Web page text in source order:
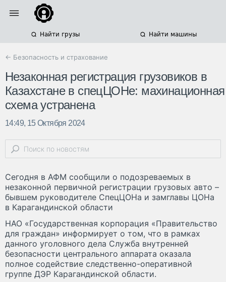
Найти грузы Найти машины
← Безопасность и страхование
Незаконная регистрация грузовиков в
Казахстане в спецЦОНе: махинационная
схема устранена
14:49, 15 Октября 2024
Сегодня в АФМ сообщили о подозреваемых в
незаконной первичной регистрации грузовых авто –
бывшем руководителе СпецЦОНа и замглавы ЦОНа
в Карагандинской области
НАО «Государственная корпорация «Правительство
для граждан» информирует о том, что в рамках
данного уголовного дела Служба внутренней
безопасности центрального аппарата оказала
полное содействие следственно-оперативной
группе ДЭР Карагандинской области.